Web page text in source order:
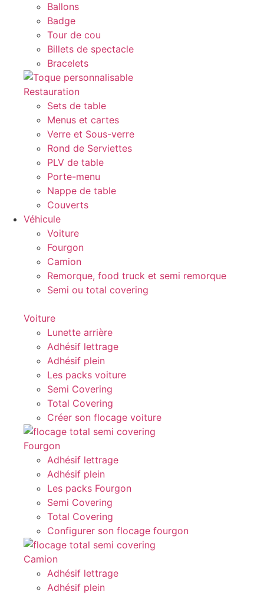
Ballons
Badge
Tour de cou
Billets de spectacle
Bracelets
Restauration
Sets de table
Menus et cartes
Verre et Sous-verre
Rond de Serviettes
PLV de table
Porte-menu
Nappe de table
Couverts
Véhicule
Voiture
Fourgon
Camion
Remorque, food truck et semi remorque
Semi ou total covering
Voiture
Lunette arrière
Adhésif lettrage
Adhésif plein
Les packs voiture
Semi Covering
Total Covering
Créer son flocage voiture
Fourgon
Adhésif lettrage
Adhésif plein
Les packs Fourgon
Semi Covering
Total Covering
Configurer son flocage fourgon
Camion
Adhésif lettrage
Adhésif plein